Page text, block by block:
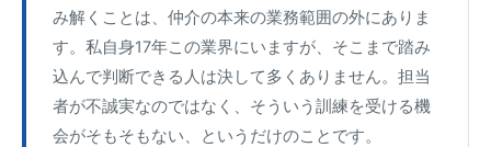
み解くことは、仲介の本来の業務範囲の外にありま
す。私自身17年この業界にいますが、そこまで踏み
込んで判断できる人は決して多くありません。担当
者が不誠実なのではなく、そういう訓練を受ける機
会がそもそもない、というだけのことです。